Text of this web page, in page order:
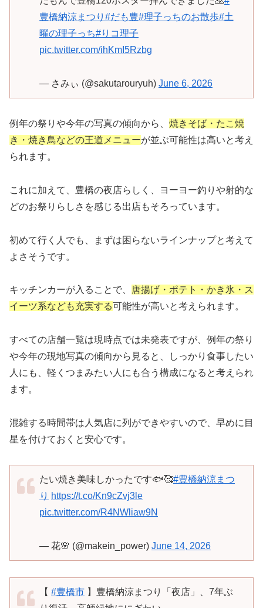
豊橋納涼まつり #だも豊#理子っちのお散歩#土
曜の理子っち#りコ理子
pic.twitter.com/ihKmI5Rzbg
— さみぃ (@sakutarouryuh) June 6, 2026
例年の祭りや今年の写真の傾向から、 焼きそば・たこ焼
き・焼き鳥などの王道メニューが並ぶ可能性は高いと考え
られます。
これに加えて、豊橋の夜店らしく、ヨーヨー釣りや射的な
どのお祭りらしさを感じる出店もそろっています。
初めて行く人でも、まずは困らないラインナップと考えて
よさそうです。
キッチンカーが入ることで、 唐揚げ・ポテト・かき氷・ス
イーツ系なども充実する可能性が高いと考えられます。
すべての店舗一覧は現時点では未発表ですが、例年の祭り
や今年の現地写真の傾向から見ると、しっかり食事したい
人にも、軽くつまみたい人にも合う構成になると考えられ
ます。
混雑する時間帯は人気店に列ができやすいので、早めに目
星を付けておくと安心です。
たい焼き美味しかったです🐟🥰#豊橋納涼まつ
り https://t.co/Kn9cZvj3le
pic.twitter.com/R4NWliaw9N
— 花🌸 (@makein_power) June 14, 2026
【 #豊橋市 】豊橋納涼まつり「夜店」、7年ぶ